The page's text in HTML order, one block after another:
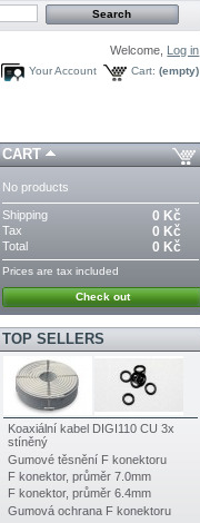
Welcome, Log in
Cart: (empty)
Your Account
CART
No products
Shipping 0 Kč
Tax 0 Kč
Total 0 Kč
Prices are tax included
Check out
TOP SELLERS
Koaxiální kabel DIGI110 CU 3x
stíněný
Gumové těsnění F konektoru
F konektor, průměr 7.0mm
F konektor, průměr 6.4mm
Gumová ochrana F konektoru